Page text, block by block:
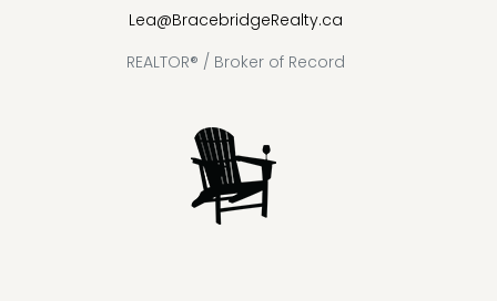
Lea@BracebridgeRealty.ca
REALTOR® / Broker of Record